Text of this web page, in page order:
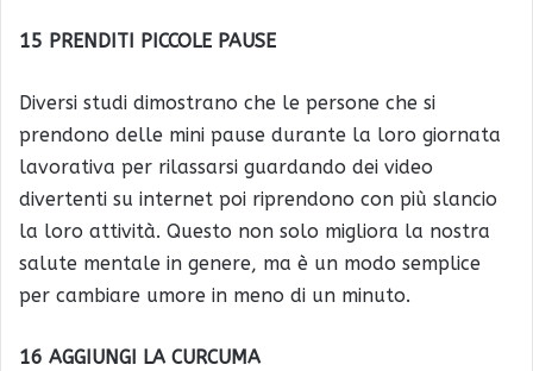
15 PRENDITI PICCOLE PAUSE
Diversi studi dimostrano che le persone che si
prendono delle mini pause durante la loro giornata
lavorativa per rilassarsi guardando dei video
divertenti su internet poi riprendono con più slancio
la loro attività. Questo non solo migliora la nostra
salute mentale in genere, ma è un modo semplice
per cambiare umore in meno di un minuto.
16 AGGIUNGI LA CURCUMA